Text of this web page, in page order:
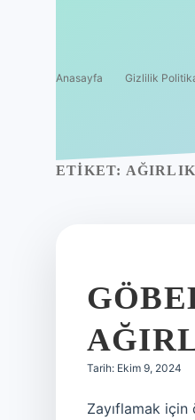
Anasayfa Gizlilik
ETIKET:
Tarih: Ekim 9, 2024
Zayıflamak için